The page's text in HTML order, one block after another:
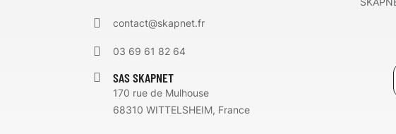
contact@skapnet.fr
03 69 61 82 64
SAS SKAPNET
170 rue de Mulhouse
68310 WITTELSHEIM, France